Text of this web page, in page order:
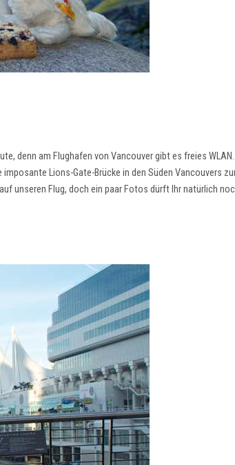
denn am Flughafen von Vancouver gibt es freies
Lions-Gate-Brücke in den Süden Vancouvers
unseren Flug, doch ein paar Fotos dürft Ihr natürlich